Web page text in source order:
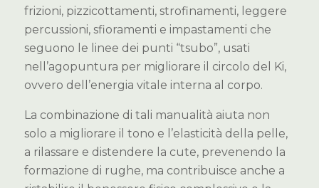
frizioni, pizzicottamenti, strofinamenti, leggere
percussioni, sfioramenti e impastamenti che
seguono le linee dei punti “tsubo”, usati
nell’agopuntura per migliorare il circolo del Ki,
ovvero dell’energia vitale interna al corpo.
La combinazione di tali manualità aiuta non
solo a migliorare il tono e l’elasticità della pelle,
a rilassare e distendere la cute, prevenendo la
formazione di rughe, ma contribuisce anche a